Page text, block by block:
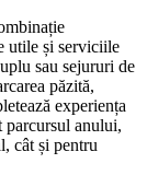
utile și serviciile
sau sejururi de
păzită,
experiența
parcursul anului,
cât și pentru